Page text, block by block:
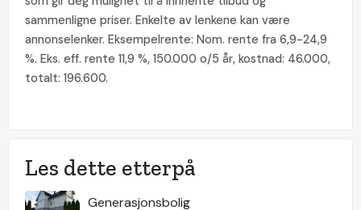
sammenligne priser. Enkelte av lenkene kan være
annonselenker. Eksempelrente: Nom. rente fra 6,9-24,9
%. Eks. eff. rente 11,9 %, 150.000 o/5 år, kostnad: 46.000,
totalt: 196.600.
Les dette etterpå
Generasjonsbolig